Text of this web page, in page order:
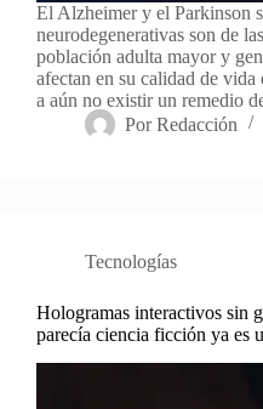
El Alzheimer y el Parkinson
neurodegenerativas son de
población adulta mayor y
afectan en su calidad de vida
a aún no existir un remedio
Por Redacción
Tecnologías
Hologramas interactivos sin
parecía ciencia ficción ya es